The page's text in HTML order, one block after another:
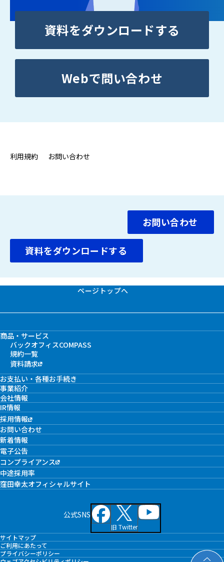
資料をダウンロードする
Webで問い合わせ
利用規約 お問い合わせ
お問い合わせ
資料をダウンロードする
ページトップへ
商品・サービス
バックオフィスCOMPASS
規約一覧
資料請求
お支払い・各種お手続き
事業紹介
会社情報
IR情報
採用情報
お問い合わせ
新着情報
電子公告
コンプライアンス
中途採用率
窪田幸太オフィシャルサイト
公式SNS
旧 Twitter
サイトマップ
ご利用にあたって
プライバシーポリシー